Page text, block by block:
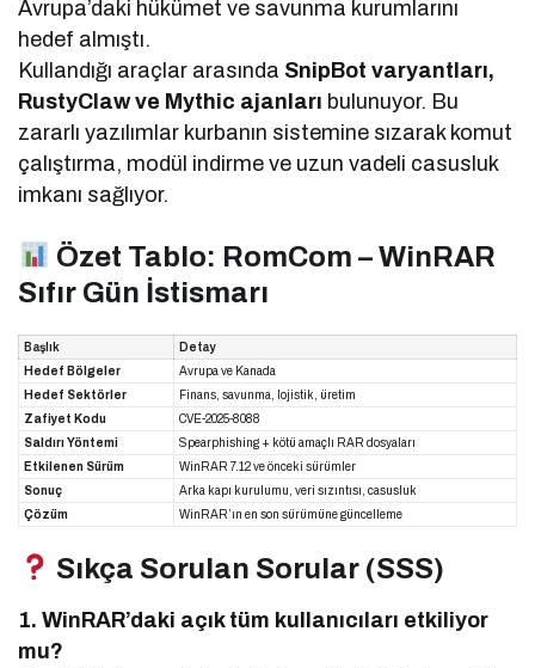
Avrupa’daki hükümet ve savunma kurumlarını
hedef almıştı.
Kullandığı araçlar arasında SnipBot varyantları,
RustyClaw ve Mythic ajanları bulunuyor. Bu
zararlı yazılımlar kurbanın sistemine sızarak komut
çalıştırma, modül indirme ve uzun vadeli casusluk
imkanı sağlıyor.
Özet Tablo: RomCom – WinRAR
Sıfır Gün İstismarı
Başlık
Detay
Hedef Bölgeler
Avrupa ve Kanada
Hedef Sektörler
Finans, savunma, lojistik, üretim
Zafiyet Kodu
CVE-2025-8088
Saldırı Yöntemi
Spearphishing + kötü amaçlı RAR dosyaları
Etkilenen Sürüm
WinRAR 7.12 ve önceki sürümler
Sonuç
Arka kapı kurulumu, veri sızıntısı, casusluk
Çözüm
WinRAR’ın en son sürümüne güncelleme
Sıkça Sorulan Sorular (SSS)
1. WinRAR’daki açık tüm kullanıcıları etkiliyor
mu?